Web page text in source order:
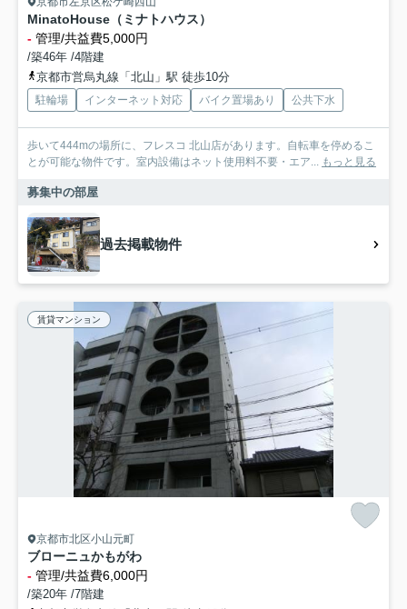
MinatoHouse（ミナトハウス）
- 管理/共益費5,000円
/築46年 /4階建
京都市営烏丸線「北山」駅 徒歩10分
駐輪場 インターネット対応 バイク置場あり 公共下水
歩いて444mの場所に、フレスコ 北山店があります。自転車を停めるこ
とが可能な物件です。室内設備はネット使用料不要・エア... もっと見る
募集中の部屋
過去掲載物件
賃貸マンション
京都市北区小山元町
ブローニュかもがわ
- 管理/共益費6,000円
/築20年 /7階建